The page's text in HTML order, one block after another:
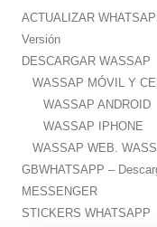
:
ACTUALIZAR
Versión
DESCARGAR WASSAP
WASSAP MÓVIL Y
WASSAP ANDROID
WASSAP IPHONE
WASSAP WEB.
GBWHATSAPP –
MESSENGER
STICKERS WHATSAPP